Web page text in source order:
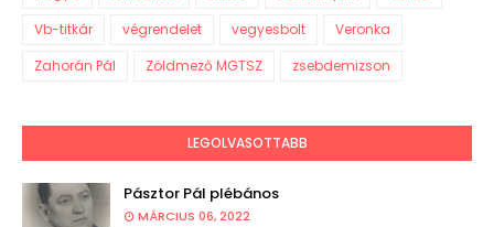
Vb-titkár
végrendelet vegyesbolt
Veronka
Zahorán Pál
Zöldmező MGTSZ zsebdemizson
LEGOLVASOTTABB
Pásztor Pál plébános
MÁRCIUS 06, 2022